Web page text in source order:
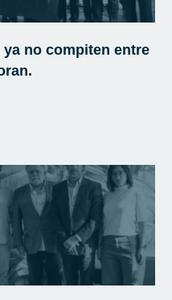
no compiten entre